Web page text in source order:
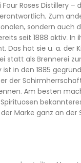
Roses Distillery –
Zum
sondern auch
seit 1888 aktiv. In
hat sie u. a. der
statt als Brennerei
in den 1885
der
Am besten
Marke ganz an der